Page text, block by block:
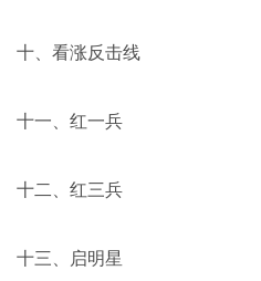
十、看涨反击线
十一、红一兵
十二、红三兵
十三、启明星